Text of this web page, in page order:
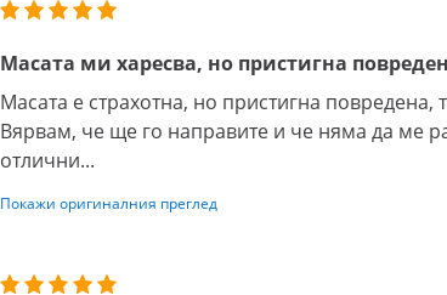
Масата ми харесва, но пристигна
Масата е страхотна, но пристигна
Вярвам, че ще го направите и че няма да ме
отлични...
Покажи оригиналния преглед